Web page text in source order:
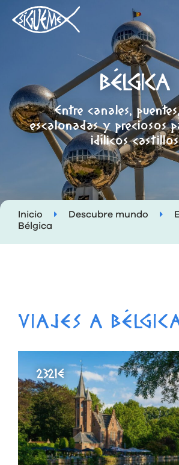
BÉLGICA
Entre canales,
escalonadas y preciosos
idílicos castillos
Inicio Descubre mundo
Bélgica
VIAJES A
2321€